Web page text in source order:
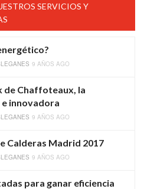
SERVICIOS Y
9 AÑOS AGO
Chaffoteaux, la
innovadora
9 AÑOS AGO
Calderas Madrid 2017
9 AÑOS AGO
para ganar eficiencia